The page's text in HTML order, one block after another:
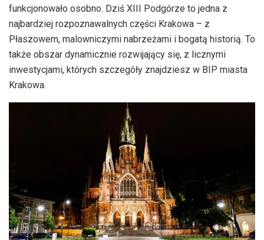
funkcjonowało osobno. Dziś XIII Podgórze to jedna z
najbardziej rozpoznawalnych części Krakowa – z
Płaszowem, malowniczymi nabrzeżami i bogatą historią. To
także obszar dynamicznie rozwijający się, z licznymi
inwestycjami, których szczegóły znajdziesz w BIP miasta
Krakowa.